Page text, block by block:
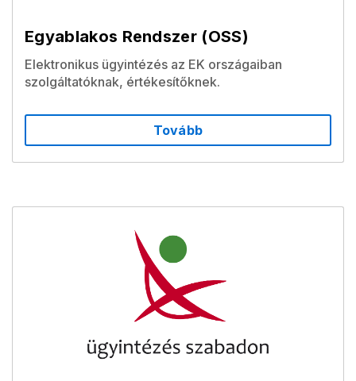
Egyablakos Rendszer (OSS)
Elektronikus ügyintézés az EK országaiban
szolgáltatóknak, értékesítőknek.
Tovább